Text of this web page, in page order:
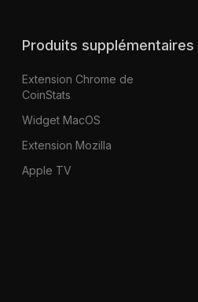
Produits supplémentaires
Extension Chrome de
CoinStats
Widget MacOS
Extension Mozilla
Apple TV